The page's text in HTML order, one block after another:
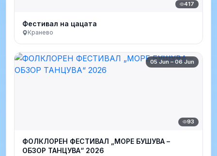
417
Фестивал на цацата
Кранево
05 Jun – 06 Jun
93
ФОЛКЛОРЕН ФЕСТИВАЛ „МОРЕ БУШУВА –
ОБЗОР ТАНЦУВА“ 2026